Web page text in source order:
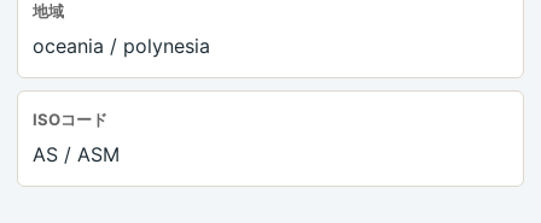
地域
oceania / polynesia
ISOコード
AS / ASM